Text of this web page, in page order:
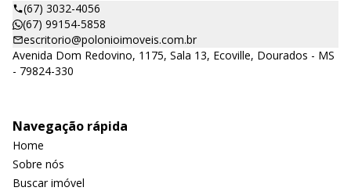
(67) 3032-4056
(67) 99154-5858
escritorio@polonioimoveis.com.br
Avenida Dom Redovino, 1175, Sala 13, Ecoville, Dourados - MS
- 79824-330
Navegação rápida
Home
Sobre nós
Buscar imóvel